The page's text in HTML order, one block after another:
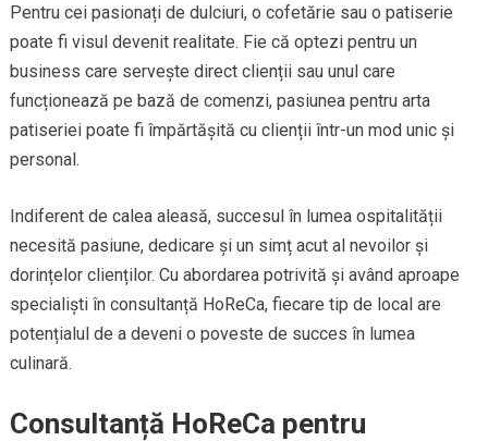
Pentru cei pasionați de dulciuri, o cofetărie sau o patiserie
poate fi visul devenit realitate. Fie că optezi pentru un
business care servește direct clienții sau unul care
funcționează pe bază de comenzi, pasiunea pentru arta
patiseriei poate fi împărtășită cu clienții într-un mod unic și
personal.
Indiferent de calea aleasă, succesul în lumea ospitalității
necesită pasiune, dedicare și un simț acut al nevoilor și
dorințelor clienților. Cu abordarea potrivită și având aproape
specialiști în consultanță HoReCa, fiecare tip de local are
potențialul de a deveni o poveste de succes în lumea
culinară.
Consultanță HoReCa pentru